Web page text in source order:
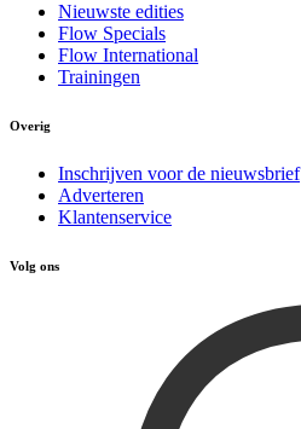
Nieuwste edities
Flow Specials
Flow International
Trainingen
Overig
Inschrijven voor de nieuwsbrief
Adverteren
Klantenservice
Volg ons